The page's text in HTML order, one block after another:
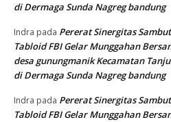
di Dermaga Sunda Nagreg bandung
Indra pada Pererat Sinergitas
Tabloid FBI Gelar Munggahan
desa gunungmanik Kecamatan
di Dermaga Sunda Nagreg bandung
Indra pada Pererat Sinergitas
Tabloid FBI Gelar Munggahan